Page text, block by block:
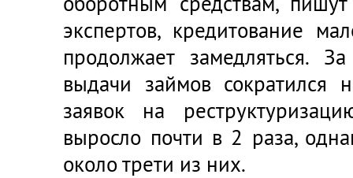
экспертов, кредитование
продолжает замедляться.
выдачи займов
заявок на
выросло почти в 2 раза,
около трети из них.